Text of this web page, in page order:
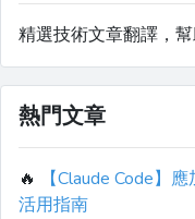
精選技術文章翻譯，
熱門文章
🔥
【Claude Code】
活用指南